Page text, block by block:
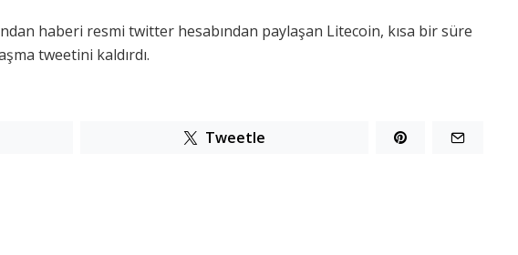
haberi resmi twitter hesabından paylaşan Litecoin, kısa bir süre
tweetini kaldırdı.
Tweetle